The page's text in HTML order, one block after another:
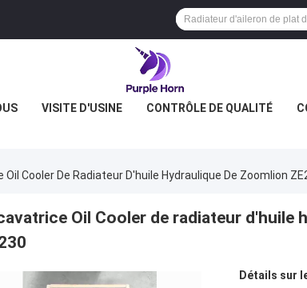
VISITE D'USINE CONTRÔLE DE QUALITÉ
Oil Cooler De Radiateur D'huile Hydraulique De Zoomlion
Oil Cooler de radiateur d'huile
Détails sur